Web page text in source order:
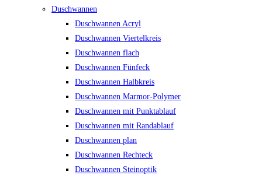
Duschwannen
Duschwannen Acryl
Duschwannen Viertelkreis
Duschwannen flach
Duschwannen Fünfeck
Duschwannen Halbkreis
Duschwannen Marmor-Polymer
Duschwannen mit Punktablauf
Duschwannen mit Randablauf
Duschwannen plan
Duschwannen Rechteck
Duschwannen Steinoptik